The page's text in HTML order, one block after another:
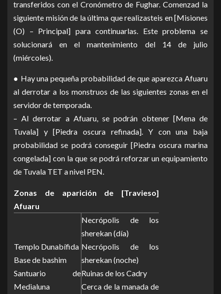
transferidos con el Cronómetro de Fughar. Comenzad la
siguiente misión de la última que realizasteis en [Misiones
(O) – Principal] para continuarlas. Este problema se
solucionará en el mantenimiento del 14 de julio
(miércoles).
● Hay una pequeña probabilidad de que aparezca Afuaru
al derrotar a los monstruos de las siguientes zonas en el
servidor de temporada.
– Al derrotar a Afuaru, se podrán obtener [Mena de
Tuvala] y [Piedra oscura refinada]. Y con una baja
probabilidad se podrá conseguir [Piedra oscura marina
congelada] con la que se podrá reforzar un equipamiento
de Tuvala TET a nivel PEN.
Zonas de aparición de [Travieso]
Afuaru
Templo Dunabífida
Base de bashim
Santuario de
Medialuna
Necrópolis de los
sherekan (día)
Necrópolis de los
sherekan (noche)
Ruinas de los Cadry
Cerca de la manada de